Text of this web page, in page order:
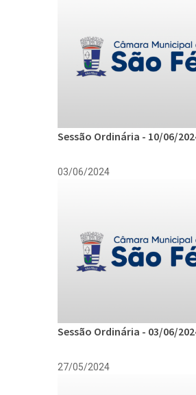
Sessão Ordinária - 10/06/
03/06/2024
Sessão Ordinária - 03/06/
27/05/2024